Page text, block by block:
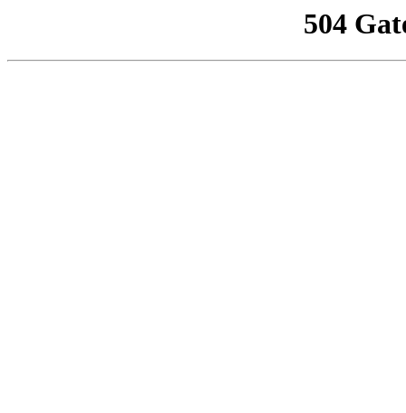
504